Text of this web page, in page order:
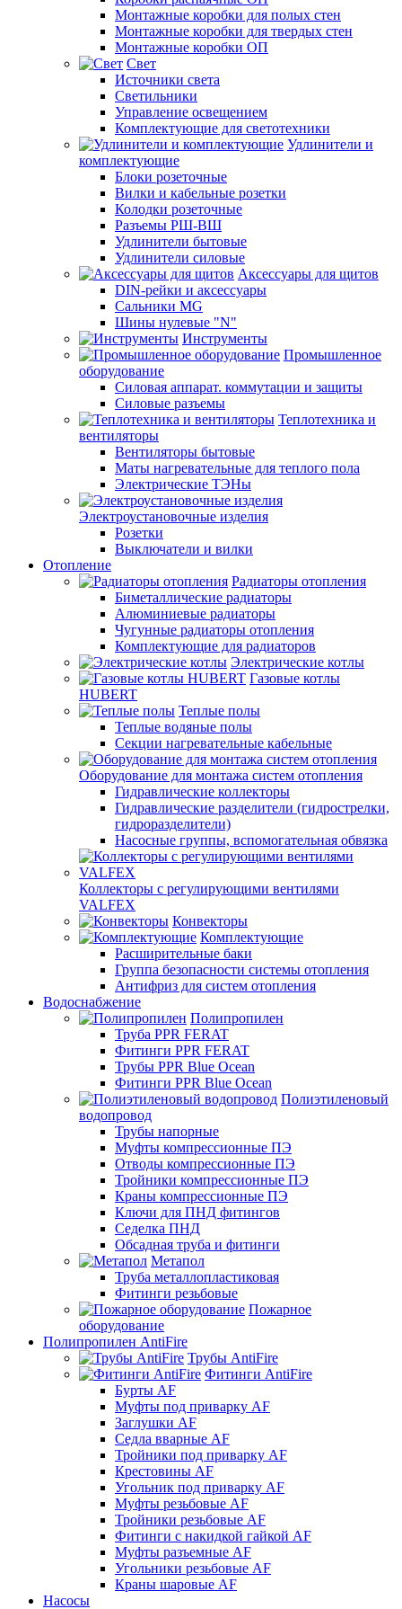
Монтажные коробки для полых стен
Монтажные коробки для твердых стен
Монтажные коробки ОП
Свет
Источники света
Светильники
Управление освещением
Комплектующие для светотехники
Удлинители и
комплектующие
Блоки розеточные
Вилки и кабельные розетки
Колодки розеточные
Разъемы РШ-ВШ
Удлинители бытовые
Удлинители силовые
Аксессуары для щитов
DIN-рейки и аксессуары
Сальники MG
Шины нулевые "N"
Инструменты
Промышленное
оборудование
Силовая аппарат. коммутации и защиты
Силовые разъемы
Теплотехника и
вентиляторы
Вентиляторы бытовые
Маты нагревательные для теплого пола
Электрические ТЭНы
Электроустановочные изделия
Розетки
Выключатели и вилки
Отопление
Радиаторы отопления
Биметаллические радиаторы
Алюминиевые радиаторы
Чугунные радиаторы отопления
Комплектующие для радиаторов
Электрические котлы
Газовые котлы
HUBERT
Теплые полы
Теплые водяные полы
Секции нагревательные кабельные
Оборудование для монтажа систем отопления
Гидравлические коллекторы
Гидравлические разделители (гидрострелки,
гидроразделители)
Насосные группы, вспомогательная обвязка
Коллекторы с регулирующими вентилями
VALFEX
Конвекторы
Комплектующие
Расширительные баки
Группа безопасности системы отопления
Антифриз для систем отопления
Водоснабжение
Полипропилен
Труба PPR FERAT
Фитинги PPR FERAT
Трубы PPR Blue Ocean
Фитинги PPR Blue Ocean
Полиэтиленовый
водопровод
Трубы напорные
Муфты компрессионные ПЭ
Отводы компрессионные ПЭ
Тройники компрессионные ПЭ
Краны компрессионные ПЭ
Ключи для ПНД фитингов
Седелка ПНД
Обсадная труба и фитинги
Метапол
Труба металлопластиковая
Фитинги резьбовые
Пожарное
оборудование
Полипропилен AntiFire
Трубы AntiFire
Фитинги AntiFire
Бурты AF
Муфты под приварку AF
Заглушки AF
Седла вварные AF
Тройники под приварку AF
Крестовины AF
Угольник под приварку AF
Муфты резьбовые AF
Тройники резьбовые AF
Фитинги с накидкой гайкой AF
Муфты разъемные AF
Угольники резьбовые AF
Краны шаровые AF
Насосы